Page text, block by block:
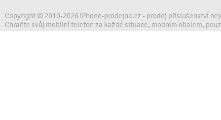
Copyright © 2010-2026 iPhone-prodejna.cz - prodej příslušenství
Chraňte svůj mobilní telefon za každé situace, modním obalem,